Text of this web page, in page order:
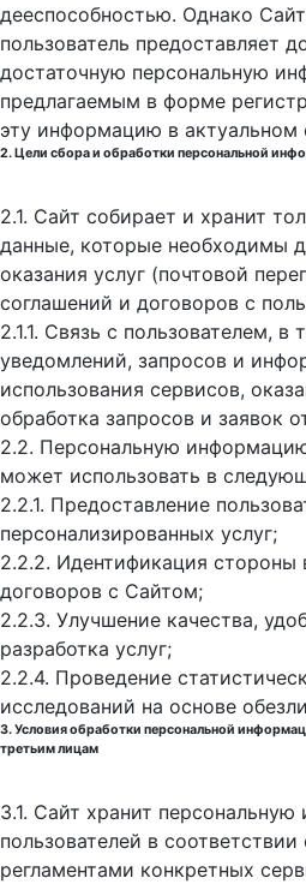
дееспособностью. Однако
пользователь предоставляет
достаточную персональную
предлагаемым в форме
эту информацию в актуальном
2. Цели сбора и обработки персональной
2.1. Сайт собирает и хранит
данные, которые необходимы
оказания услуг (почтовой
соглашений и договоров с
2.1.1. Связь с пользователем, в
уведомлений, запросов и
использования сервисов,
обработка запросов и заявок
2.2. Персональную
может использовать в
2.2.1. Предоставление
персонализированных услуг;
2.2.2. Идентификация стороны
договоров с Сайтом;
2.2.3. Улучшение качества,
разработка услуг;
2.2.4. Проведение
исследований на основе
3. Условия обработки персональной
третьим лицам
3.1. Сайт хранит
пользователей в
регламентами конкретных